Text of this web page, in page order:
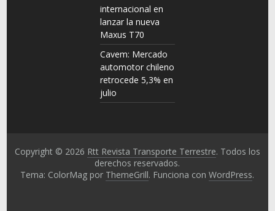
internacional en
lanzar la nueva
Maxus T70
Cavem: Mercado
automotor chileno
retrocede 5,3% en
julio
Copyright © 2026 Rtt Revista Transporte Terrestre. Todos los
derechos reservados.
Tema: ColorMag por ThemeGrill. Funciona conWordPress.